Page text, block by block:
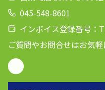
045-548-8601
インボイス登録番号：
ご質問やお問合せはお気